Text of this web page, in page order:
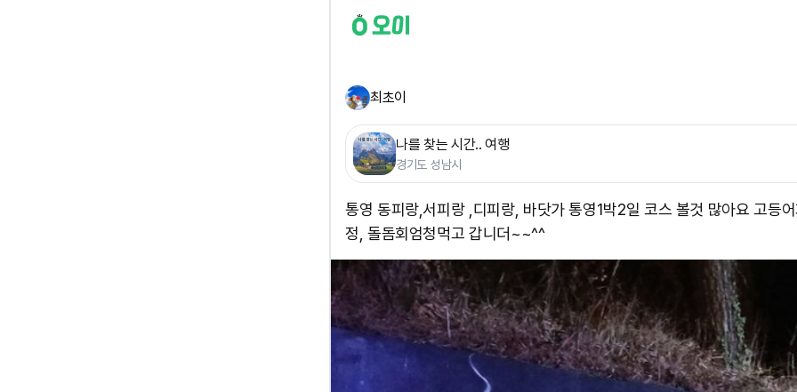
최초이
나를 찾는 시간.. 여행
경기도 성남시
통영 동피랑,서피랑 ,디피랑, 바닷가 통영1박2일 코스 볼것 많아요 고등
정, 돌돔회 ​엄청먹고 갑니더~~^^